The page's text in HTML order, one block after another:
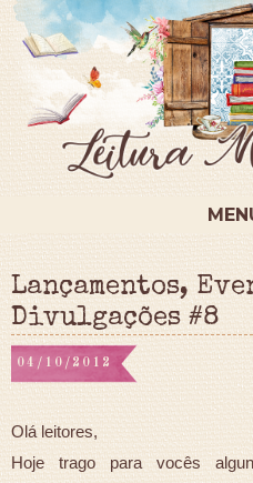
Lançamentos,
Divulgações #8
04/10/2012
Olá leitores,
Hoje trago para vocês